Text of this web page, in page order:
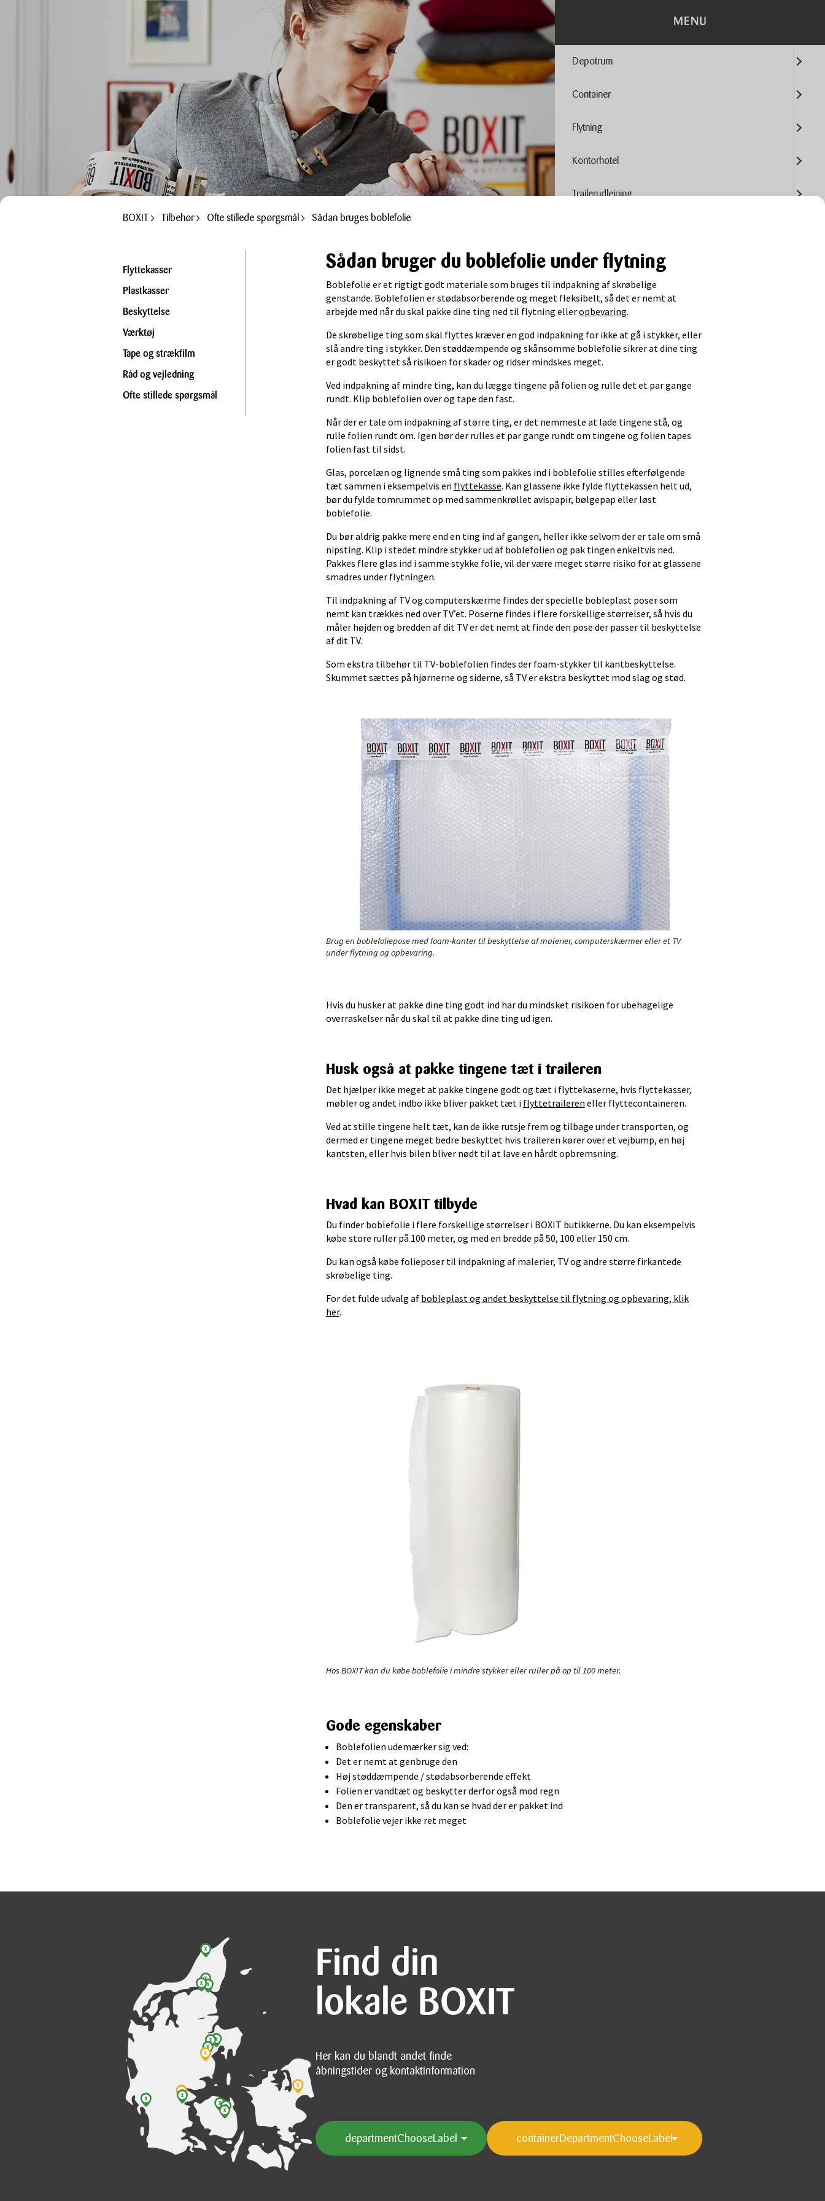
BOXIT Tilbehør Ofte stillede spørgsmål Sådan bruges boblefolie
Flyttekasser
Plastkasser
Beskyttelse
Værktøj
Tape og strækfilm
Råd og vejledning
Ofte stillede spørgsmål
Sådan bruger du boblefolie under flytning
Boblefolie er et rigtigt godt materiale som bruges til indpakning af skrøbelige
genstande. Boblefolien er stødabsorberende og meget fleksibelt, så det er nemt at
arbejde med når du skal pakke dine ting ned til flytning elleropbevaring.
De skrøbelige ting som skal flyttes kræver en god indpakning for ikke at gå i stykker, eller
slå andre ting i stykker. Den støddæmpende og skånsomme boblefolie sikrer at dine ting
er godt beskyttet så risikoen for skader og ridser mindskes meget.
Ved indpakning af mindre ting, kan du lægge tingene på folien og rulle det et par gange
rundt. Klip boblefolien over og tape den fast.
Når der er tale om indpakning af større ting, er det nemmeste at lade tingene stå, og
rulle folien rundt om. Igen bør der rulles et par gange rundt om tingene og folien tapes
folien fast til sidst.
Glas, porcelæn og lignende små ting som pakkes ind i boblefolie stilles efterfølgende
tæt sammen i eksempelvis en flyttekasse. Kan glassene ikke fylde flyttekassen helt ud,
bør du fylde tomrummet op med sammenkrøllet avispapir, bølgepap eller løst
boblefolie.
Du bør aldrig pakke mere end en ting ind af gangen, heller ikke selvom der er tale om små
nipsting. Klip i stedet mindre stykker ud af boblefolien og pak tingen enkeltvis ned.
Pakkes flere glas ind i samme stykke folie, vil der være meget større risiko for at glassene
smadres under flytningen.
Til indpakning af TV og computerskærme findes der specielle bobleplast poser som
nemt kan trækkes ned over TV’et. Poserne findes i flere forskellige størrelser, så hvis du
måler højden og bredden af dit TV er det nemt at finde den pose der passer til beskyttelse
af dit TV.
Som ekstra tilbehør til TV-boblefolien findes der foam-stykker til kantbeskyttelse.
Skummet sættes på hjørnerne og siderne, så TV er ekstra beskyttet mod slag og stød.
Brug en boblefoliepose med foam-kanter til beskyttelse af malerier, computerskærmer eller et TV
under flytning og opbevaring.
Hvis du husker at pakke dine ting godt ind har du mindsket risikoen for ubehagelige
overraskelser når du skal til at pakke dine ting ud igen.
Husk også at pakke tingene tæt i traileren
Det hjælper ikke meget at pakke tingene godt og tæt i flyttekaserne, hvis flyttekasser,
møbler og andet indbo ikke bliver pakket tæt i flyttetraileren eller flyttecontaineren.
Ved at stille tingene helt tæt, kan de ikke rutsje frem og tilbage under transporten, og
dermed er tingene meget bedre beskyttet hvis traileren kører over et vejbump, en høj
kantsten, eller hvis bilen bliver nødt til at lave en hårdt opbremsning.
Hvad kan BOXIT tilbyde
Du finder boblefolie i flere forskellige størrelser i BOXIT butikkerne. Du kan eksempelvis
købe store ruller på 100 meter, og med en bredde på 50, 100 eller 150 cm.
Du kan også købe folieposer til indpakning af malerier, TV og andre større firkantede
skrøbelige ting.
For det fulde udvalg af bobleplast og andet beskyttelse til flytning og opbevaring, klik
her.
Hos BOXIT kan du købe boblefolie i mindre stykker eller ruller på op til 100 meter.
Gode egenskaber
Boblefolien udemærker sig ved:
Det er nemt at genbruge den
Høj støddæmpende / stødabsorberende effekt
Folien er vandtæt og beskytter derfor også mod regn
Den er transparent, så du kan se hvad der er pakket ind
Boblefolie vejer ikke ret meget
Find din
lokale BOXIT
Her kan du blandt andet finde
åbningstider og kontaktinformation
MENU
Depotrum
Container
Flytning
Kontorhotel
Trailerudlejning